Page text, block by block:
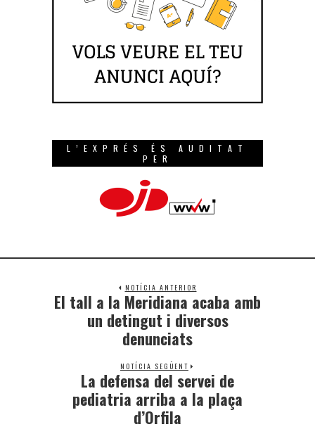
L’EXPRÉS ÉS AUDITAT
PER
NOTÍCIA ANTERIOR
El tall a la Meridiana acaba amb
un detingut i diversos
denunciats
NOTÍCIA SEGÜENT
La defensa del servei de
pediatria arriba a la plaça
d’Orfila